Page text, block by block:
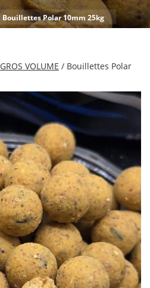
Bouillettes Polar 10mm 25kg
GROS VOLUME / Bouillettes Polar